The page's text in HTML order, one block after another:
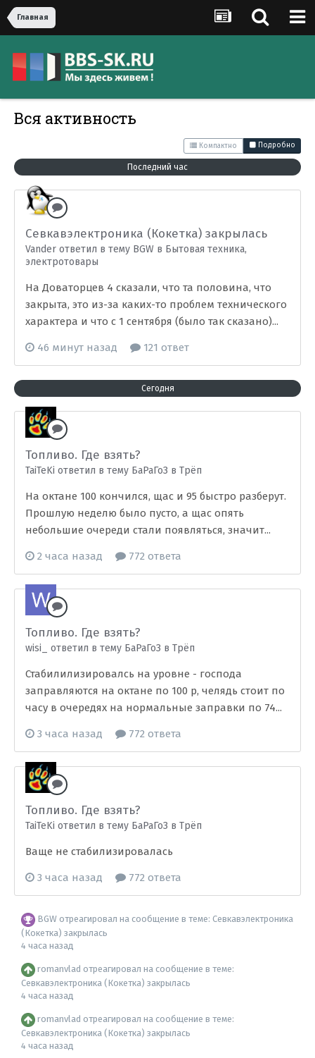
Главная
Вся активность
Компактно Подробно
Последний час
Севкавэлектроника (Кокетка) закрылась
Vander ответил в тему BGW в Бытовая техника,
электротовары
На Доваторцев 4 сказали, что та половина, что
закрыта, это из-за каких-то проблем технического
характера и что с 1 сентября (было так сказано)...
46 минут назад 121 ответ
Сегодня
Топливо. Где взять?
TaiTeKi ответил в тему БаРаГоЗ в Трёп
На октане 100 кончился, щас и 95 быстро разберут.
Прошлую неделю было пусто, а щас опять
небольшие очереди стали появляться, значит...
2 часа назад 772 ответа
Топливо. Где взять?
wisi_ ответил в тему БаРаГоЗ в Трёп
Стабилилизировалсь на уровне - господа
заправляются на октане по 100 р, челядь стоит по
часу в очередях на нормальные заправки по 74...
3 часа назад 772 ответа
Топливо. Где взять?
TaiTeKi ответил в тему БаРаГоЗ в Трёп
Ваще не стабилизировалась
3 часа назад 772 ответа
BGW отреагировал на сообщение в теме: Севкавэлектроника
(Кокетка) закрылась
4 часа назад
romanvlad отреагировал на сообщение в теме:
Севкавэлектроника (Кокетка) закрылась
4 часа назад
romanvlad отреагировал на сообщение в теме:
Севкавэлектроника (Кокетка) закрылась
4 часа назад